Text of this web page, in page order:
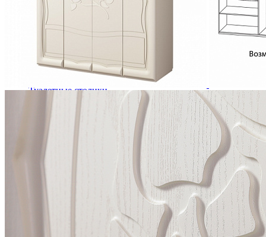
Комоды
Кровати двуспальные
Кровати металлические
Кровати односпальные
Кровати полутороспальные
Решетки и настилы под матрас
Спальные гарнитуры
Туалетные столики
Тумбы прикроватные
Полки и ящики в шкаф для одежды
Шкаф 1-дверный для одежды и белья
Шкафы 2-х дверные для одежды и белья
Шкафы 3-х дверные для одежды и белья
Шкафы 4-х дверные для одежды и белья
Шкафы 5-ти дверные для одежды и белья
Шкафы 6-ти дверные для одежды и белья
Шкафы купе для одежды и белья
Шкафы угловые для одежды и белья